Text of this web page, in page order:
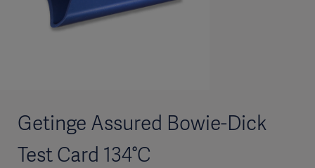
Getinge Assured Bowie-Dick
Test Card 134°C